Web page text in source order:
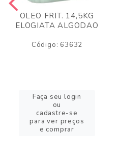
OLEO FRIT. 14,5KG
ELOGIATA ALGODAO
Código: 63632
Faça seu login
ou
cadastre-se
para ver preços
e comprar